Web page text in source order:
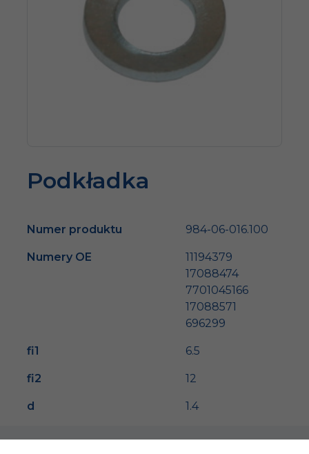
Podkładka
Numer produktu 984-06-016.100
Numery OE
11194379
17088474
7701045166
17088571
696299
fi1 6.5
fi2 12
d 1.4